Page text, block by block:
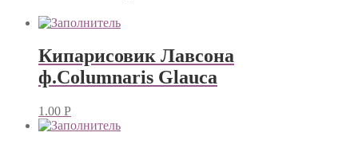
Кипарисовик Лавсона
ф.Columnaris Glauca
1.00 Р